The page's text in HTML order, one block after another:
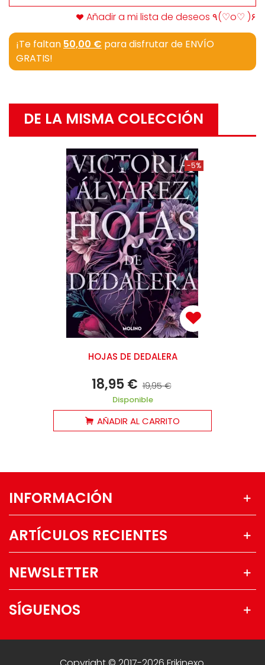
Añadir a mi lista de deseos ٩(♡o♡ )۶
¡Te faltan 50,00 € para disfrutar de ENVÍO
GRATIS!
DE LA MISMA COLECCIÓN
-5%
HOJAS DE DEDALERA
18,95 € 19,95 €
Disponible
AÑADIR AL CARRITO
INFORMACIÓN
ARTÍCULOS RECIENTES
NEWSLETTER
SÍGUENOS